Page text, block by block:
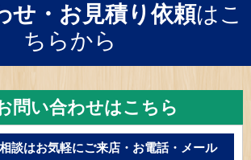
せ・お見積り依頼はこ
ちらから
問い合わせはこちら
談はお気軽にご来店・お電話・メール